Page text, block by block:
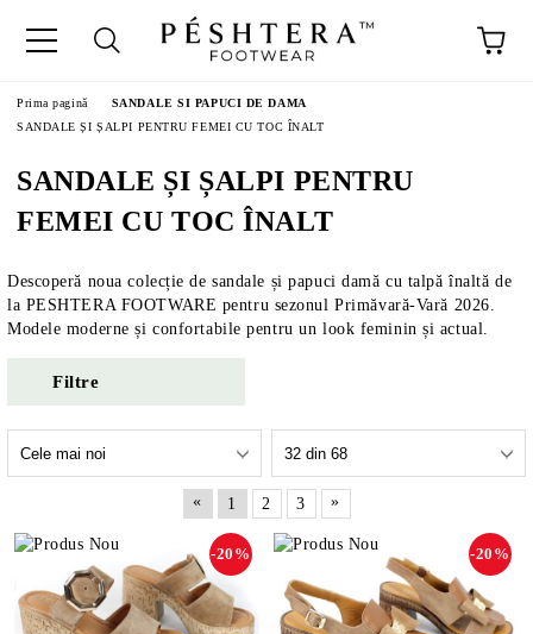
Prima pagină
SANDALE SI PAPUCI DE DAMA
SANDALE ȘI ȘALPI PENTRU FEMEI CU TOC ÎNALT
SANDALE ȘI ȘALPI PENTRU
FEMEI CU TOC ÎNALT
Descoperă noua colecție de sandale și papuci damă cu talpă înaltă de
la PESHTERA FOOTWARE pentru sezonul Primăvară-Vară 2026.
Modele moderne și confortabile pentru un look feminin și actual.
Filtre
« 1 2 3 »
-20% -20%